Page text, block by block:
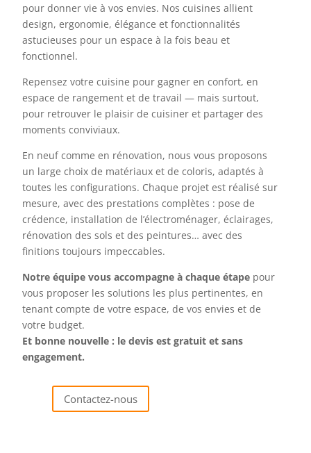
pour donner vie à vos envies. Nos cuisines allient
design, ergonomie, élégance et fonctionnalités
astucieuses pour un espace à la fois beau et
fonctionnel.
Repensez votre cuisine pour gagner en confort, en
espace de rangement et de travail — mais surtout,
pour retrouver le plaisir de cuisiner et partager des
moments conviviaux.
En neuf comme en rénovation, nous vous proposons
un large choix de matériaux et de coloris, adaptés à
toutes les configurations. Chaque projet est réalisé sur
mesure, avec des prestations complètes : pose de
crédence, installation de l’électroménager, éclairages,
rénovation des sols et des peintures… avec des
finitions toujours impeccables.
Notre équipe vous accompagne à chaque étape pour
vous proposer les solutions les plus pertinentes, en
tenant compte de votre espace, de vos envies et de
votre budget.
Et bonne nouvelle : le devis est gratuit et sans
engagement.
Contactez-nous